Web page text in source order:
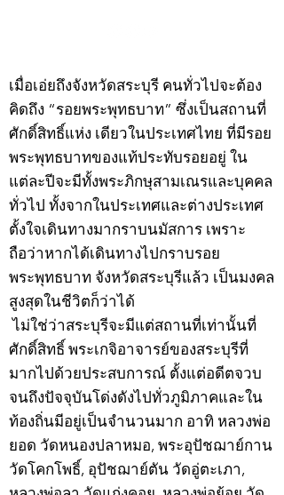
เมื่อเอ่ยถึงจังหวัดสระบุรี คนทั่วไปจะต้อง
คิดถึง “รอยพระพุทธบาท” ซึ่งเป็นสถานที่
ศักดิ์สิทธิ์แห่ง เดียวในประเทศไทย ที่มีรอย
พระพุทธบาทของแท้ประทับรอยอยู่ ใน
แต่ละปีจะมีทั้งพระภิกษุสามเณรและบุคคล
ทั่วไป ทั้งจากในประเทศและต่างประเทศ
ตั้งใจเดินทางมากราบนมัสการ เพราะ
ถือว่าหากได้เดินทางไปกราบรอย
พระพุทธบาท จังหวัดสระบุรีแล้ว เป็นมงคล
สูงสุดในชีวิตก็ว่าได้
ไม่ใช่ว่าสระบุรีจะมีแต่สถานที่เท่านั้นที่
ศักดิ์สิทธิ์ พระเกจิอาจารย์ของสระบุรีที่
มากไปด้วยประสบการณ์ ตั้งแต่อดีตจวบ
จนถึงปัจจุบันโด่งดังไปทั่วภูมิภาคและใน
ท้องถิ่นมีอยู่เป็นจำนวนมาก อาทิ หลวงพ่อ
ยอด วัดหนองปลาหมอ, พระอุปัชฌาย์กาน
วัดโคกโพธิ์, อุปัชฌาย์ตัน วัดอู่ตะเภา,